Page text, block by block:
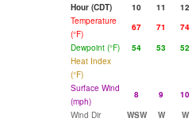
Hour (CDT)
10 11 12
Temperature
(°F)
67 71 74
Dewpoint (°F)
54 53 52
Heat Index
(°F)
Surface Wind
(mph)
8 9 10
Wind Dir
WSW W W